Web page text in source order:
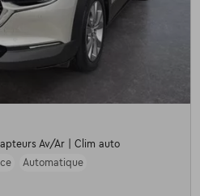
Av/Ar | Clim auto
Automatique